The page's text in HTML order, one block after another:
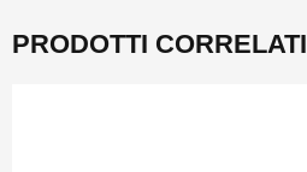
PRODOTTI CORRELATI